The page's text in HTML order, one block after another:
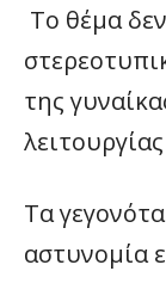
Το θέμα
της
Τα
αστυνομία